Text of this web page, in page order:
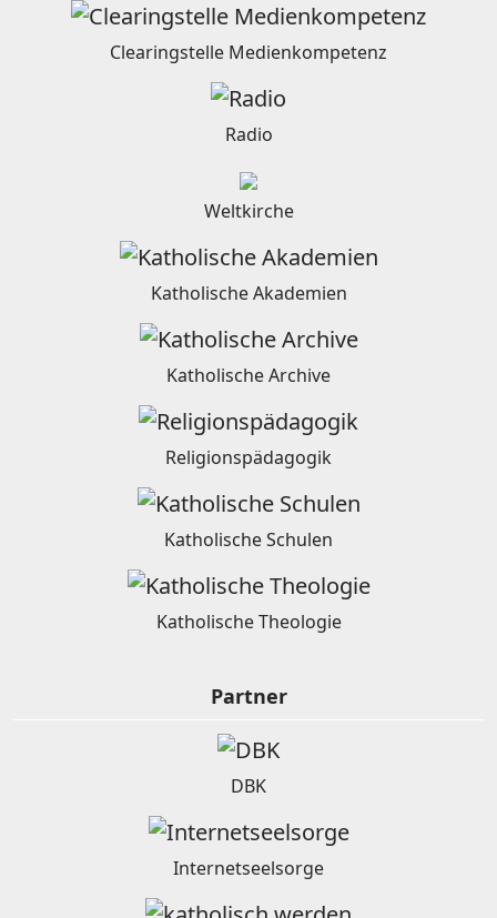
Clearingstelle Medienkompetenz
Radio
Weltkirche
Katholische Akademien
Katholische Archive
Religionspädagogik
Katholische Schulen
Katholische Theologie
Partner
DBK
Internetseelsorge